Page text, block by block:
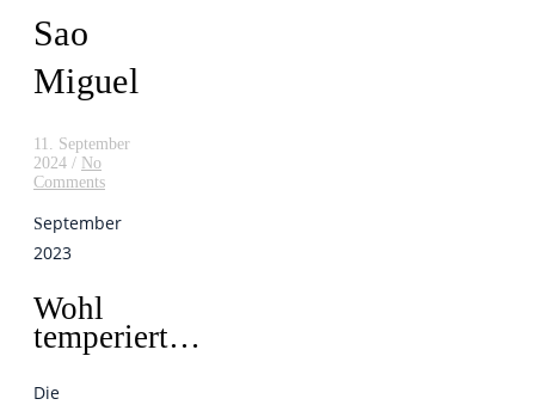
Sao
Miguel
11. September
2024 / No
Comments
September
2023
Wohl
temperiert…
Die